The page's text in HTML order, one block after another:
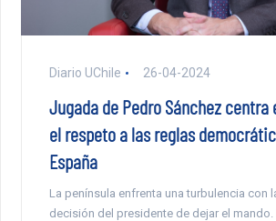
Diario UChile 26-04-2024
Jugada de Pedro Sánchez centra
el respeto a las reglas
España
La península enfrenta una turbulencia con
decisión del presidente de dejar el mando.